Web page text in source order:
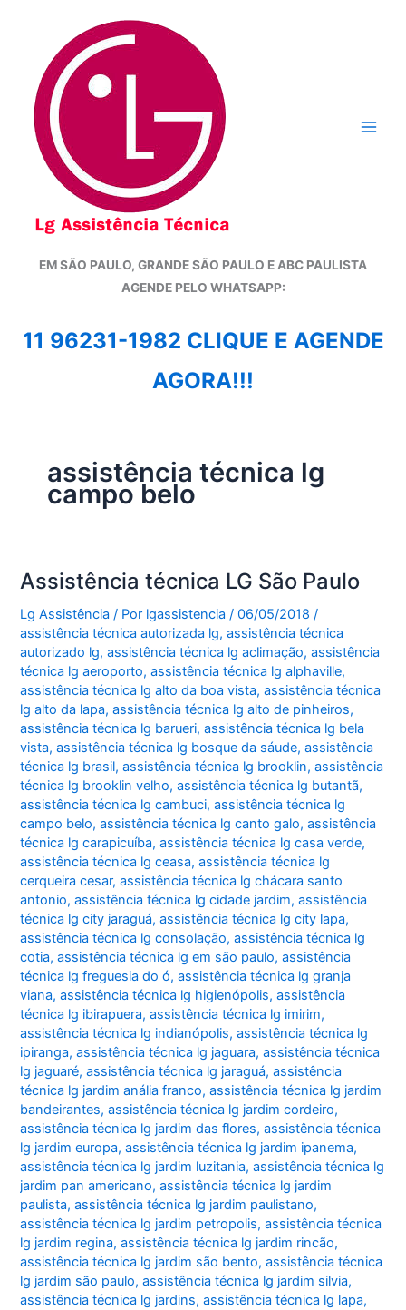
conteúdo
EM SÃO PAULO, GRANDE SÃO PAULO E ABC PAULISTA
AGENDE PELO WHATSAPP:
11 96231-1982 CLIQUE E AGENDE
AGORA!!!
assistência técnica lg
campo belo
Assistência técnica LG São Paulo
Lg Assistência / Por lgassistencia/06/05/2018 /
assistência técnica autorizada lg,assistência técnica
autorizado lg,assistência técnica lg aclimação,assistência
técnica lg aeroporto,assistência técnica lg alphaville,
assistência técnica lg alto da boa vista,assistência técnica
lg alto da lapa,assistência técnica lg alto de pinheiros,
assistência técnica lg barueri,assistência técnica lg bela
vista,assistência técnica lg bosque da sáude,assistência
técnica lg brasil,assistência técnica lg brooklin,assistência
técnica lg brooklin velho,assistência técnica lg butantã,
assistência técnica lg cambuci,assistência técnica lg
campo belo,assistência técnica lg canto galo,assistência
técnica lg carapicuíba,assistência técnica lg casa verde,
assistência técnica lg ceasa,assistência técnica lg
cerqueira cesar,assistência técnica lg chácara santo
antonio,assistência técnica lg cidade jardim,assistência
técnica lg city jaraguá,assistência técnica lg city lapa,
assistência técnica lg consolação,assistência técnica lg
cotia,assistência técnica lg em são paulo,assistência
técnica lg freguesia do ó,assistência técnica lg granja
viana,assistência técnica lg higienópolis,assistência
técnica lg ibirapuera,assistência técnica lg imirim,
assistência técnica lg indianópolis,assistência técnica lg
ipiranga,assistência técnica lg jaguara,assistência técnica
lg jaguaré,assistência técnica lg jaraguá,assistência
técnica lg jardim anália franco,assistência técnica lg jardim
bandeirantes,assistência técnica lg jardim cordeiro,
assistência técnica lg jardim das flores,assistência técnica
lg jardim europa,assistência técnica lg jardim ipanema,
assistência técnica lg jardim luzitania,assistência técnica lg
jardim pan americano,assistência técnica lg jardim
paulista,assistência técnica lg jardim paulistano,
assistência técnica lg jardim petropolis,assistência técnica
lg jardim regina,assistência técnica lg jardim rincão,
assistência técnica lg jardim são bento,assistência técnica
lg jardim são paulo,assistência técnica lg jardim silvia,
assistência técnica lg jardins,assistência técnica lg lapa,